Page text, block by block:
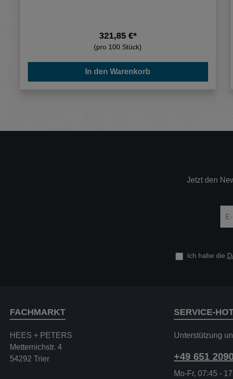
321,85 €*
(pro 100 Stück)
In den Warenkorb
Jetzt den
Mail-
Ich habe die
SERVICE-
Unterstützung
+49 651
Mo-Fr, 07:45 -
FACHMARKT
HEES + PETERS
Metternichstr. 4
54292 Trier